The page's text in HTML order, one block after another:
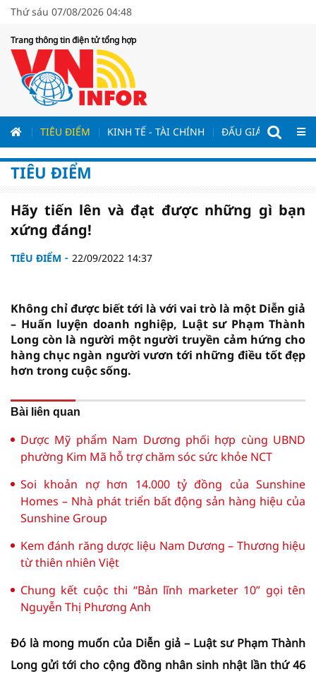
Thứ sáu 07/08/2026 04:48
Trang thông tin điện tử tổng hợp
TIÊU ĐIỂM KINH TẾ - TÀI CHÍNH ĐẤU GIÁ - ĐẤU
TIÊU ĐIỂM
Hãy tiến lên và đạt được những gì bạn
xứng đáng!
TIÊU ĐIỂM 22/09/2022 14:37
Không chỉ được biết tới là với vai trò là một Diễn giả
– Huấn luyện doanh nghiệp, Luật sư Phạm Thành
Long còn là người một người truyền cảm hứng cho
hàng chục ngàn người vươn tới những điều tốt đẹp
hơn trong cuộc sống.
Bài liên quan
Dược Mỹ phẩm Nam Dương phối hợp cùng UBND
phường Kim Mã hỗ trợ chăm sóc sức khỏe NCT
Soi khoản nợ hơn 14.000 tỷ đồng của Sunshine
Homes – Nhà phát triển bất động sản hàng hiệu của
Sunshine Group
Kem đánh răng dược liệu Nam Dương – Thương hiệu
từ thiên nhiên Việt
Chung kết cuộc thi “Bản lĩnh marketer 10” gọi tên
Nguyễn Thị Phương Anh
Đó là mong muốn của Diễn giả – Luật sư Phạm Thành
Long gửi tới cho cộng đồng nhân sinh nhật lần thứ 46